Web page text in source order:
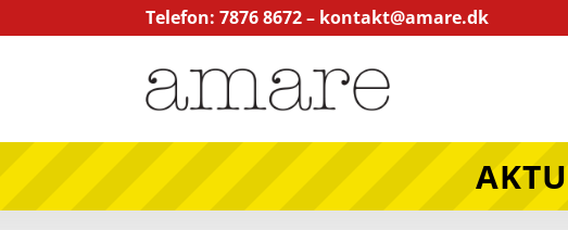
Telefon: 7876 8672 – kontakt@amare.dk